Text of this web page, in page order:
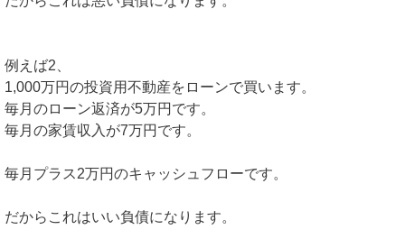
例えば2、
1,000万円の投資用不動産をローンで買います。
毎月のローン返済が5万円です。
毎月の家賃収入が7万円です。
毎月プラス2万円のキャッシュフローです。
だからこれはいい負債になります。